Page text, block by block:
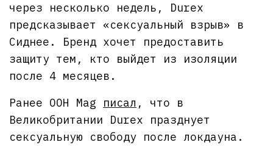
через несколько недель, Durex
предсказывает «сексуальный взрыв» в
Сиднее. Бренд хочет предоставить
защиту тем, кто выйдет из изоляции
после 4 месяцев.
Ранее OOH Mag писал , что в
Великобритании Durex празднует
сексуальную свободу после локдауна.